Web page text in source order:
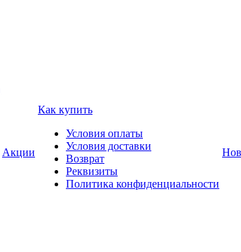
Акции
Как купить
Условия оплаты
Условия доставки
Возврат
Реквизиты
Политика конфиденциальности